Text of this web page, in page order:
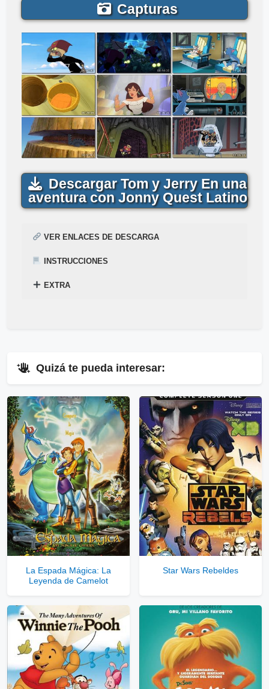
Capturas
Descargar Tom y Jerry En una
aventura con Jonny Quest Latino
VER ENLACES DE DESCARGA
INSTRUCCIONES
EXTRA
▷Enlaces Públicos
Ver Enlaces Públicos
▷Enlaces Privados VIP⇓
Ver Enlaces Privados VIP
Servidores directos
Solo disponible para usuarios registrados.
Comprar Cuenta VIP Aquí!
Quizá te pueda interesar:
La Espada Mágica: La
Leyenda de Camelot
Star Wars Rebeldes